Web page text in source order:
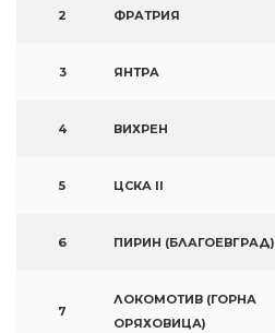
2 ФРАТРИЯ
3 ЯНТРА
4 ВИХРЕН
5 ЦСКА II
6 ПИРИН (БЛАГОЕВГРАД)
7
ЛОКОМОТИВ (ГОРНА
ОРЯХОВИЦА)